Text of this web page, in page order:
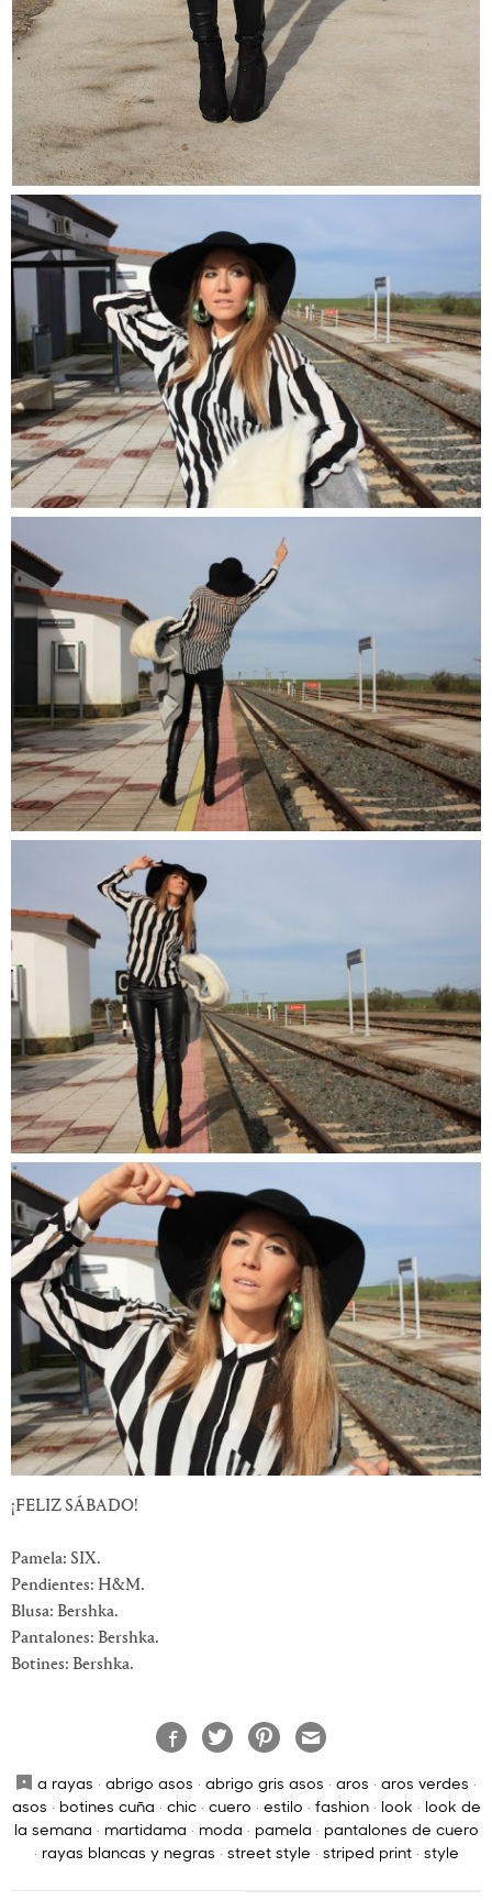
¡FELIZ SÁBADO!
Pamela: SIX.
Pendientes: H&M.
Blusa: Bershka.
Pantalones: Bershka.
Botines: Bershka.
a rayas · abrigo asos · abrigo gris asos · aros · aros verdes ·
asos · botines cuña · chic· cuero · estilo · fashion· look · look de
la semana · martidama · moda · pamela · pantalones de cuero
· rayas blancas y negras · street style · striped print· style